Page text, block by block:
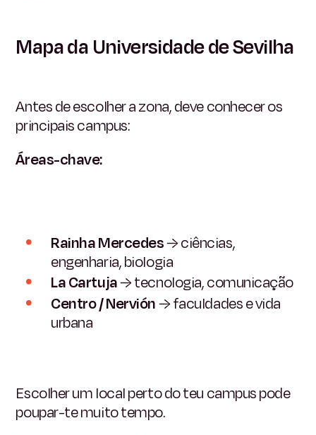
Mapa da Universidade de Sevilha
Antes de escolher a zona, deve conhecer os
principais campus:
Áreas-chave:
Rainha Mercedes→ ciências,
engenharia, biologia
La Cartuja→ tecnologia, comunicação
Centro / Nervión→ faculdades e vida
urbana
Escolher um local perto do teu campus pode
poupar-te muito tempo.